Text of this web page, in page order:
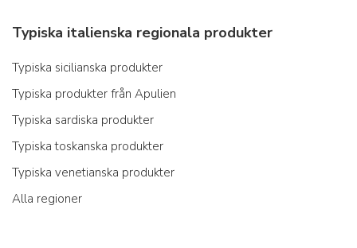
Typiska italienska regionala produkter
Typiska sicilianska produkter
Typiska produkter från Apulien
Typiska sardiska produkter
Typiska toskanska produkter
Typiska venetianska produkter
Alla regioner